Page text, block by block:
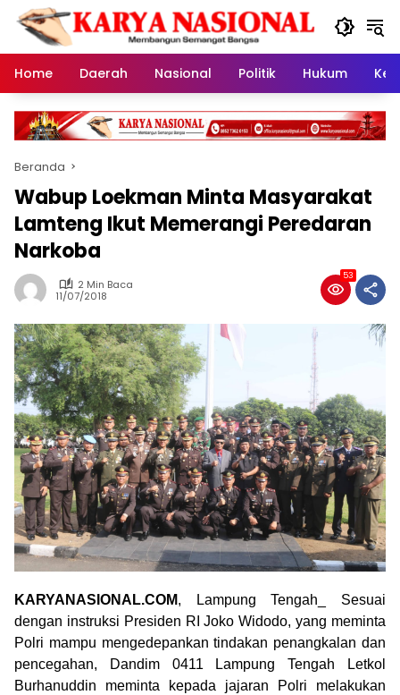
Langsung
konten
Home
Daerah Nasional Politik Hukum
Beranda
Wabup Loekman Minta Masyarakat
Lamteng Ikut Memerangi Peredaran
Narkoba
2 Min Baca
11/07/2018
53
KARYANASIONAL.COM, Lampung Tengah_ Sesuai
dengan instruksi Presiden RI Joko Widodo, yang meminta
Polri mampu mengedepankan tindakan penangkalan dan
pencegahan, Dandim 0411 Lampung Tengah Letkol
Burhanuddin meminta kepada jajaran Polri melakukan